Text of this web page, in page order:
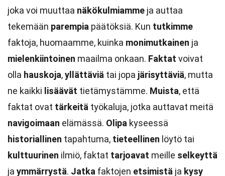
joka voi muuttaa näkökulmiamme ja auttaa
tekemään parempia päätöksiä. Kun tutkimme
faktoja, huomaamme, kuinka monimutkainen ja
mielenkiintoinen maailma onkaan. Faktat voivat
olla hauskoja,yllättäviä tai jopa järisyttäviä, mutta
ne kaikki lisäävät tietämystämme. Muista, että
faktat ovat tärkeitä työkaluja, jotka auttavat meitä
navigoimaan elämässä. Olipa kyseessä
historiallinen tapahtuma, tieteellinen löytö tai
kulttuurinen ilmiö, faktat tarjoavat meille selkeyttä
ja ymmärrystä. Jatka faktojen etsimistä ja kysy